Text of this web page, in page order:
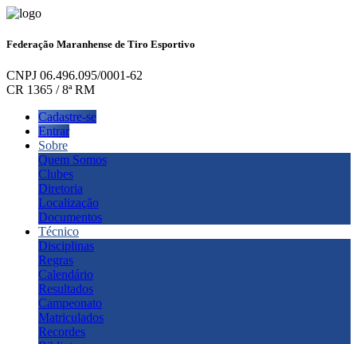
Federação Maranhense de Tiro Esportivo
CNPJ 06.496.095/0001-62
CR 1365 / 8ª RM
Cadastre-se
Entrar
Sobre
Quem Somos
Clubes
Diretoria
Localização
Documentos
Técnico
Disciplinas
Regras
Calendário
Resultados
Campeonato
Matriculados
Recordes